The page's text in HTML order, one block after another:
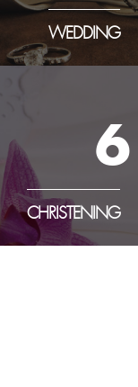
WEDDING
6
CHRISTENING